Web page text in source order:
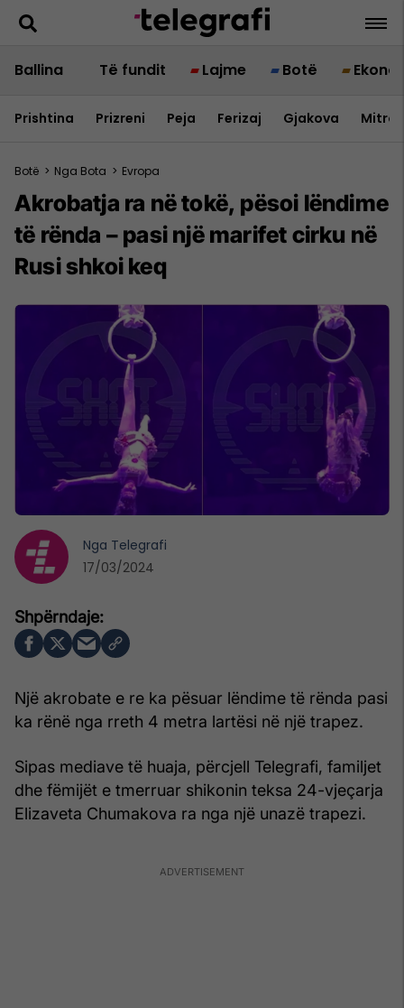
Ballina Të fundit Lajme Botë
Prishtina Prizreni Peja Ferizaj Gjakova
Botë > Nga Bota > Evropa
Akrobatja ra në tokë, pësoi lëndime
të rënda – pasi një marifet cirku në
Rusi shkoi keq
Një akrobate e re ka pësuar lëndime të rënda pasi
ka rënë nga rreth 4 metra lartësi në një trapez.
Sipas mediave të huaja, përcjell Telegrafi, familjet
dhe fëmijët e tmerruar shikonin teksa 24-vjeçarja
Elizaveta Chumakova ra nga një unazë trapezi.
Nga Telegrafi
17/03/2024